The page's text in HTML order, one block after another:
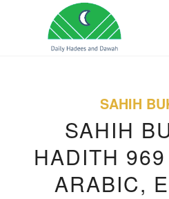
SAHIH
SAHIH
HADITH
ARABIC,